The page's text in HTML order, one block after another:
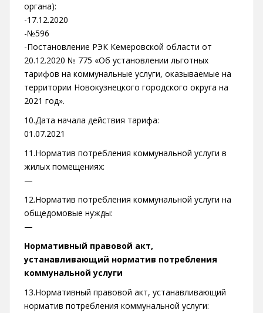
органа):
-17.12.2020
-№596
-Постановление РЭК Кемеровской области от
20.12.2020 № 775 «Об установлении льготных
тарифов на коммунальные услуги, оказываемые на
территории Новокузнецкого городского округа на
2021 год».
10.Дата начала действия тарифа:
01.07.2021
11.Норматив потребления коммунальной услуги в
жилых помещениях:
—
12.Норматив потребления коммунальной услуги на
общедомовые нужды:
—
Нормативный правовой акт,
устанавливающий норматив потребления
коммунальной услуги
13.Нормативный правовой акт, устанавливающий
норматив потребления коммунальной услуги: